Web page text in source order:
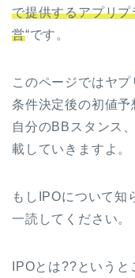
で提供するアプリ
営“です。
このページではヤ
条件決定後の初値予
自分のBBスタンス
載していきますよ。
もしIPOについて知
一読してください。
IPOとは??という